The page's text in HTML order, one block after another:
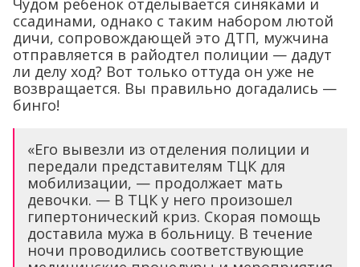
Чудом ребенок отделывается синяками и
ссадинами, однако с таким набором лютой
дичи, сопровождающей это ДТП, мужчина
отправляется в райодтел полиции — дадут
ли делу ход? Вот только оттуда он уже не
возвращается. Вы правильно догадались —
бинго!
«Его вывезли из отделения полиции и
передали представителям ТЦК для
мобилизации, — продолжает мать
девочки. — В ТЦК у него произошел
гипертонический криз. Скорая помощь
доставила мужа в больницу. В течение
ночи проводились соответствующие